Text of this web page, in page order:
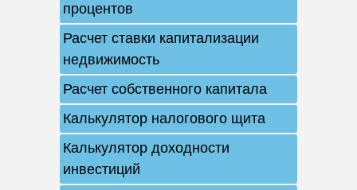
процентов
Расчет ставки капитализации
недвижимость
Расчет собственного капитала
Калькулятор налогового щита
Калькулятор доходности
инвестиций